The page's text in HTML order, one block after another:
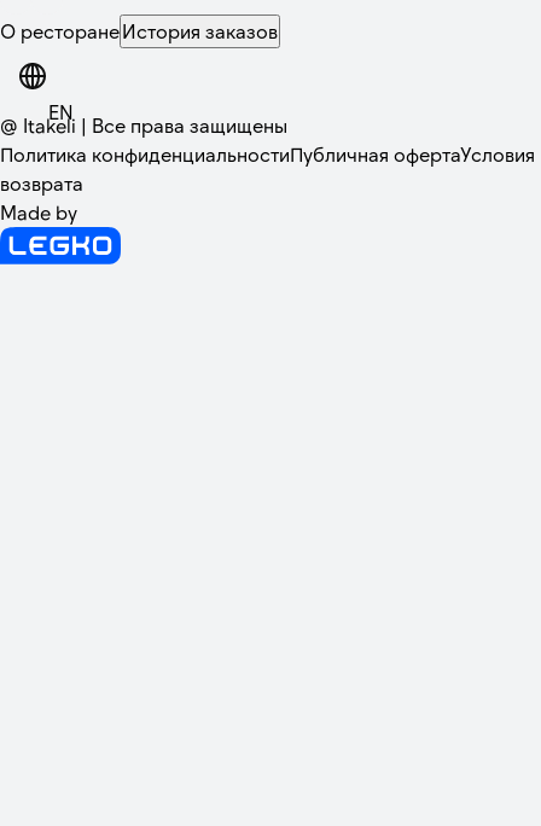
О ресторанеИстория заказов
EN
@ Itakeli | Все права защищены
Политика конфиденциальностиПубличная офертаУсловия
возврата
Made by